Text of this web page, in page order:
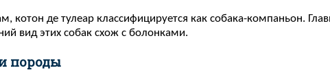
котон де тулеар классифицируется как собака-компаньон.
вид этих собак схож с болонками.
породы